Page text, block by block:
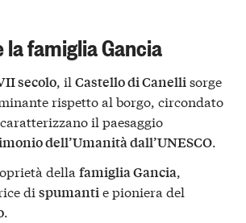
la famiglia Gancia
secolo, il Castello di Canellisorge
rispetto al borgo, circondato
il paesaggio
dell’Umanità dall’UNESCO.
della famiglia Gancia,
di spumantie pioniera del
.